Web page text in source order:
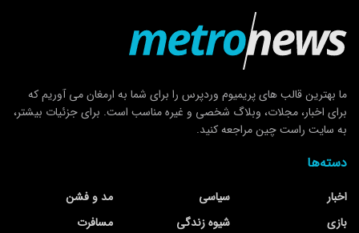
ما بهترین قالب های پریمیوم وردپرس را برای شما به ارمغان می آوریم که
برای اخبار، مجلات، وبلاگ شخصی و غیره مناسب است. برای جزئیات بیشتر،
به سایت راست چین مراجعه کنید.
دسته‌ها
اخبار
بازی
سیاسی
شیوه زندگی
مد و فشن
مسافرت